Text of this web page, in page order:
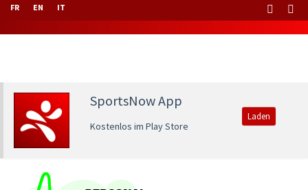
FR EN IT
SportsNow App
Kostenlos im Play Store
Laden